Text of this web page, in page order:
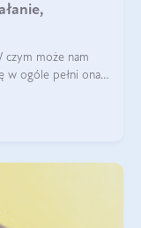
czym może nam
w ogóle pełni ona